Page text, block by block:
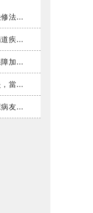
定善終
困境一次看
與緊急救援
早報到
全守則